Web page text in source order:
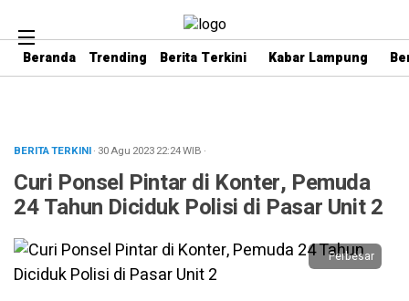
Beranda Trending Berita Terkini Kabar Lampung
BERITA TERKINI· 30 Agu 202322:24WIB ·
Curi Ponsel Pintar di Konter, Pemuda
24 Tahun Diciduk Polisi di Pasar Unit 2
Perbesar